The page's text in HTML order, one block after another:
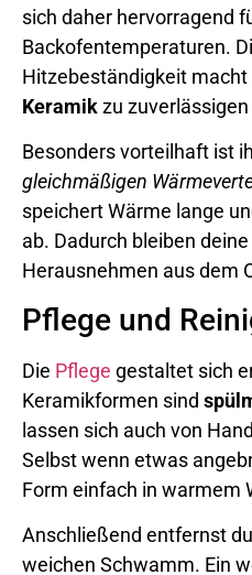
sich daher hervorragend
Backofentemperaturen.
Hitzebeständigkeit macht
Keramikzu
Besonders vorteilhaft ist
gleichmäßigen
speichert Wärme lange
ab. Dadurch bleiben
Herausnehmen aus dem
Pflege und
Die Pflege gestaltet sich
Keramikformen sind
lassen sich auch von
Selbst wenn etwas
Form einfach in warmem
Anschließend entfernst
weichen Schwamm. Ein